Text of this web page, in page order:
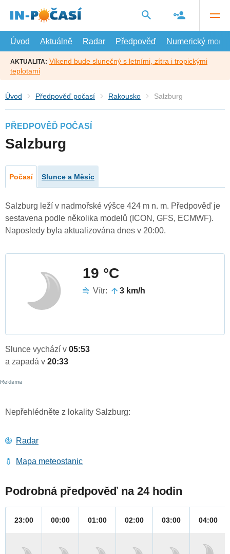
hlavní
Úvod
Aktuálně Radar Předpověď Numerický model
AKTUALITA: Víkend bude slunečný s letními, zítra i tropickými
teplotami
Úvod Předpověď počasí Rakousko Salzburg
PŘEDPOVĚĎ POČASÍ
Salzburg
Počasí Slunce a Měsíc
Salzburg leží v nadmořské výšce 424 m n. m. Předpověď je
sestavena podle několika modelů (ICON, GFS, ECMWF).
Naposledy byla aktualizována dnes v 20:00.
19 °C
Vítr: 3 km/h
Slunce vychází v 05:53
a zapadá v 20:33
Nepřehlédněte z lokality Salzburg:
Radar
Mapa meteostanic
Podrobná předpověď na 24 hodin
23:00 00:00 01:00 02:00 03:00 04:00